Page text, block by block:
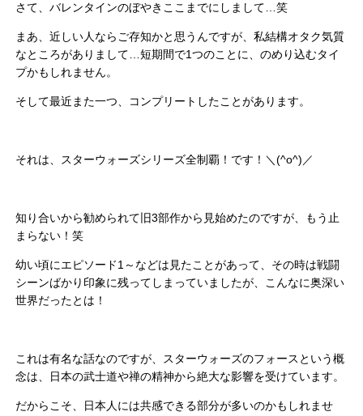
さて、バレンタインのぼやきここまでにしまして…笑
まあ、近しい人ならご存知かと思うんですが、私結構オタク気質
なところがありまして…短期間で1つのことに、のめり込むタイ
プかもしれません。
そして最近また一つ、コンプリートしたことがあります。
それは、スターウォーズシリーズ全制覇！です！＼(^o^)／
知り合いから勧められて旧3部作から見始めたのですが、もう止
まらない！笑
幼い頃にエピソード1～などは見たことがあって、その時は戦闘
シーンばかり印象に残ってしまっていましたが、こんなに奥深い
世界だったとは！
これは有名な話なのですが、スターウォーズのフォースという概
念は、日本の武士道や禅の精神から絶大な影響を受けています。
だからこそ、日本人には共感できる部分が多いのかもしれませ